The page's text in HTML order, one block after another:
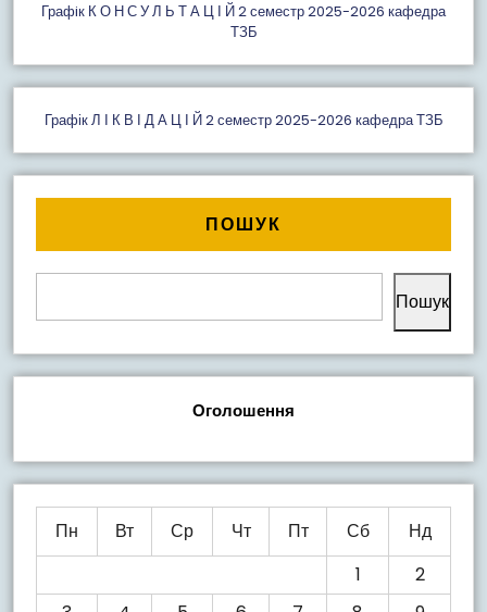
Графiк К О Н С У Л Ь Т А Ц І Й 2 семестр 2025-2026 кафедра
ТЗБ
Графік Л І К В І Д А Ц І Й 2 семестр 2025-2026 кафедра ТЗБ
ПОШУК
Пошук
Оголошення
Пн Вт Ср Чт Пт Сб
Нд
1
2